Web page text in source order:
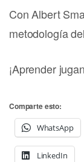
Con Albert
metodología
¡Aprender
Comparte esto:
WhatsApp
LinkedIn